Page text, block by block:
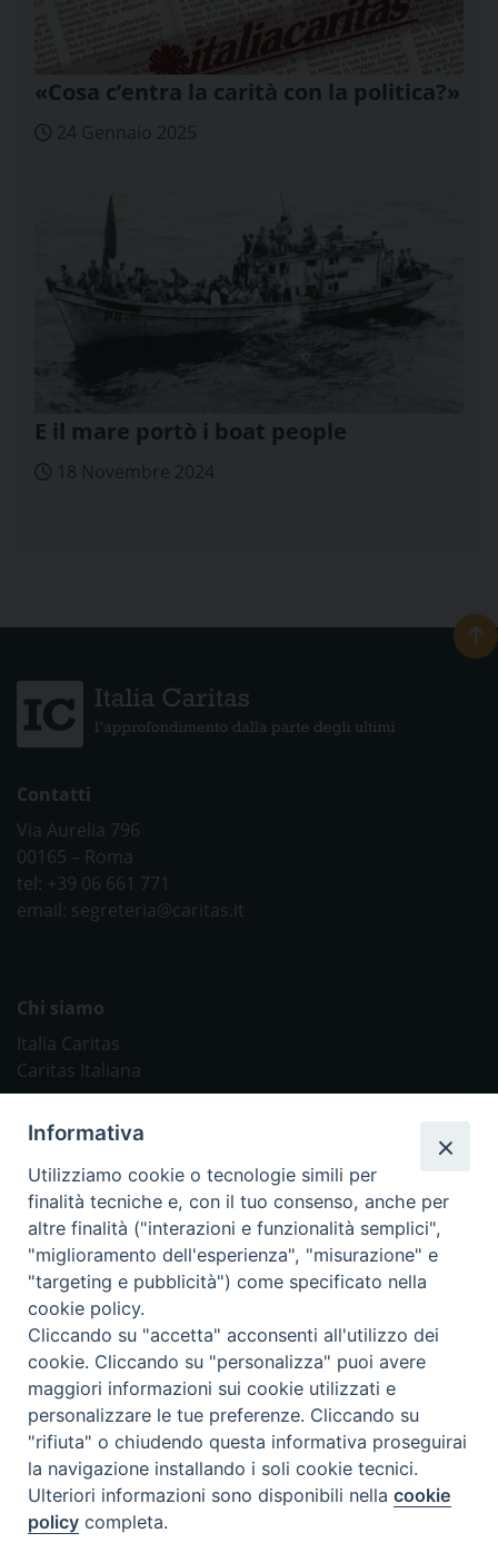
«Cosa c’entra la carità con la politica?»
24 Gennaio 2025
E il mare portò i boat people
18 Novembre 2024
Contatti
Via Aurelia 796
00165 – Roma
tel: +39 06 661 771
email: segreteria@caritas.it
Chi siamo
Italia Caritas
Caritas Italiana
Caritas Internationalis
TV 2000
Inblu 2000
Avvenire
Sir
Scarp de’ Tenis
Newsletter
ISCRIVITI ALLA NEWSLETTER
Informativa
Utilizziamo cookie o tecnologie simili per
finalità tecniche e, con il tuo consenso, anche per
altre finalità ("interazioni e funzionalità semplici",
"miglioramento dell'esperienza", "misurazione" e
"targeting e pubblicità") come specificato nella
cookie policy.
Cliccando su "accetta" acconsenti all'utilizzo dei
cookie. Cliccando su "personalizza" puoi avere
maggiori informazioni sui cookie utilizzati e
personalizzare le tue preferenze. Cliccando su
"rifiuta" o chiudendo questa informativa proseguirai
la navigazione installando i soli cookie tecnici.
Ulteriori informazioni sono disponibili nellacookie
policy completa.